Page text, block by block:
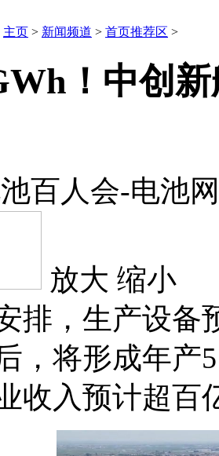
主页 > 新闻频道 > 首页推荐区 >
！中创
百人会-电池
放大 缩小
排，生产设备
，将形成年产
收入预计超百